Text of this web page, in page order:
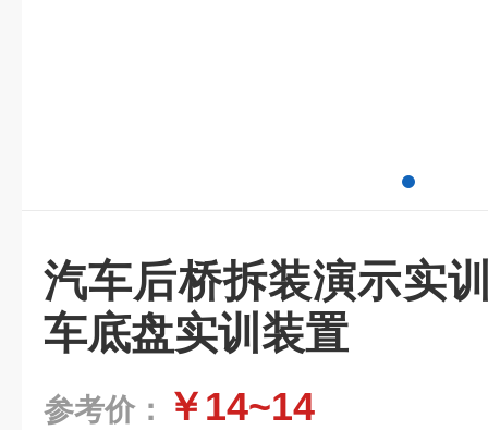
汽车后桥拆装演示实
车底盘实训装置
参考价： ￥14~14